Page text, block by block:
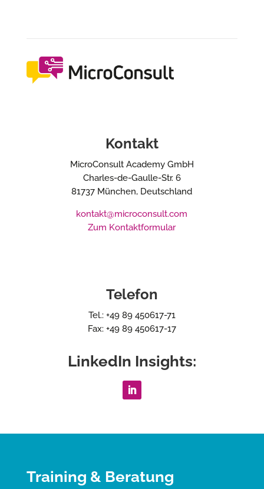
Kontakt
MicroConsult Academy GmbH
Charles-de-Gaulle-Str. 6
81737 München, Deutschland
kontakt@microconsult.com
Zum Kontaktformular
Telefon
Tel.: +49 89 450617-71
Fax: +49 89 450617-17
LinkedIn Insights:
Training & Beratung